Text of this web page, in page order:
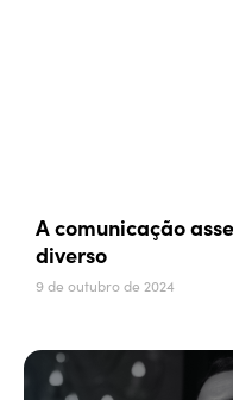
A comunicação
diverso
9 de outubro de 2024